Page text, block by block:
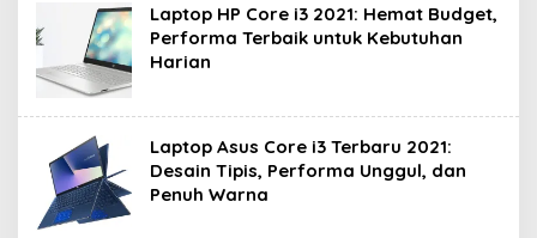
Laptop HP Core i3 2021: Hemat Budget,
Performa Terbaik untuk Kebutuhan
Harian
Laptop Asus Core i3 Terbaru 2021:
Desain Tipis, Performa Unggul, dan
Penuh Warna